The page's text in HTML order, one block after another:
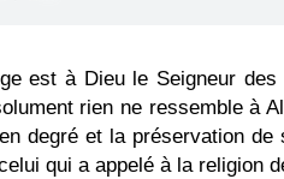
est à Dieu le Seigneur
rien ne ressemble à
degré et la préservation
qui a appelé à la religion